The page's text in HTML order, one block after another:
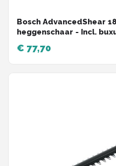
Bosch AdvancedShear
heggenschaar - Incl.
grasschaarmes -
€ 77,70